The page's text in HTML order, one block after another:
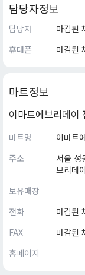
담당자정보
담당자
마감된
휴대폰
마감된
마트정보
이마트에브리데이
마트명
이마트
주소
서울 성
브리데
보유매장
전화
마감된
FAX
마감된
홈페이지